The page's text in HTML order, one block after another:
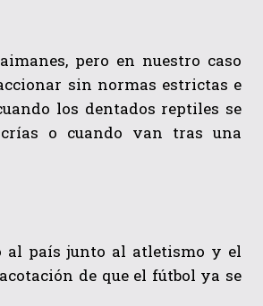
pero en nuestro caso
sin normas estrictas e
los dentados reptiles se
o cuando van tras una
al país junto al atletismo y el
de que el fútbol ya se